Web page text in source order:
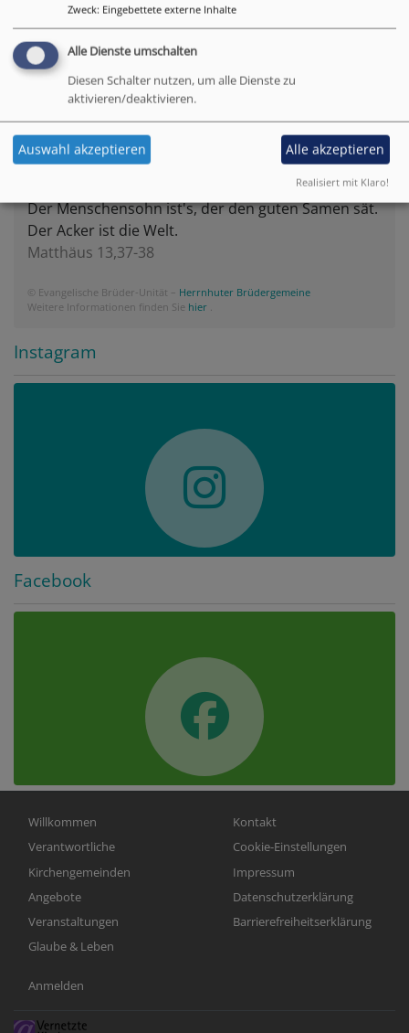
Tageslosung
Siehe, was ich früher verkündigt habe, ist
gekommen. So verkündige ich auch Neues; ehe
denn es sprosst, lasse ich's euch hören.
Der Menschensohn ist's, der den guten Samen sät.
Der Acker ist die Welt.
Matthäus 13,37-38
© Evangelische Brüder-Unität – Herrnhuter Brüdergemeine
Weitere Informationen finden Sie hier .
Instagram
Facebook
Hauptnavigation
Willkommen
Verantwortliche
Kirchengemeinden
Angebote
Veranstaltungen
Glaube & Leben
Fußbereichsmenü
Kontakt
Cookie-Einstellungen
Impressum
Datenschutzerklärung
Barrierefreiheitserklärung
Benutzermenü
Anmelden
Zweck: Eingebettete externe Inhalte
Alle Dienste umschalten
Diesen Schalter nutzen, um alle Dienste zu
aktivieren/deaktivieren.
Auswahl akzeptieren Alle akzeptieren
Realisiert mit Klaro!